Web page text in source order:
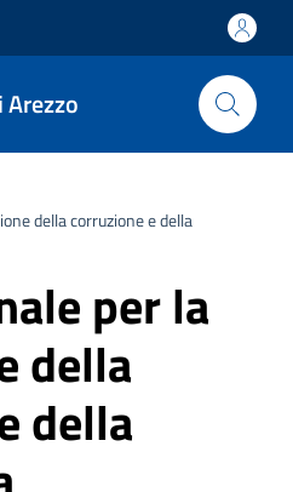
Arezzo
della corruzione e della
per la
della
della